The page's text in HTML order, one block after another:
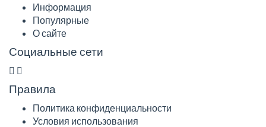
Информация
Популярные
О сайте
Социальные сети
Правила
Политика конфиденциальности
Условия использования